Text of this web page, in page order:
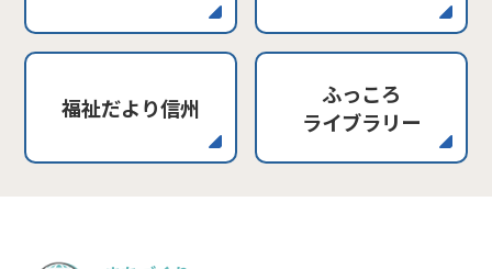
福祉だより信州
ふっころ
ライブラリー